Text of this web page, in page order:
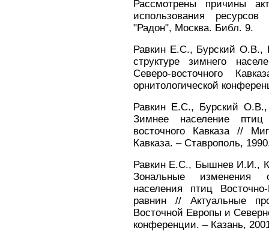
Рассмотрены причины
использования
"Радон", Москва. Библ. 9.
Равкин Е.С., Бурский
структуре зимнего
Северо-восточного
орнитологической
Равкин Е.С., Бурский
Зимнее население
восточного Кавказа //
Кавказа. – Ставрополь,
Равкин Е.С., Бышнев И.И.,
Зональные изменения
населения птиц
равнин // Актуальные
Восточной Европы и
конференции. – Казань,